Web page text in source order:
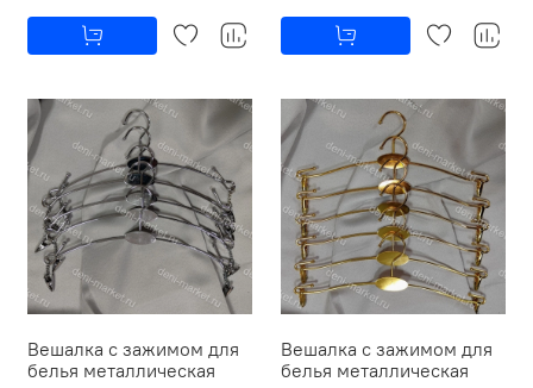
Вешалка с зажимом для
белья металлическая
Вешалка с зажимом для
белья металлическая